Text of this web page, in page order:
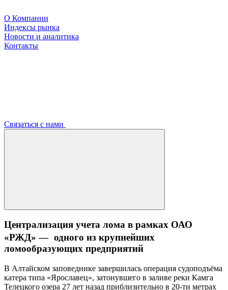
О Компании
Индексы рынка
Новости и аналитика
Контакты
Связаться с нами
Централизация учета лома в рамках ОАО
«РЖД» — одного из крупнейших
ломообразующих предприятий
В Алтайском заповеднике завершилась операция судоподъёма
катера типа «Ярославец», затонувшего в заливе реки Камга
Телецкого озера 27 лет назад приблизительно в 20-ти метрах